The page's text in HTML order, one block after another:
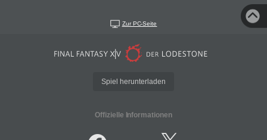
Zur PC-Seite
Spiel herunterladen
Offizielle Informationen